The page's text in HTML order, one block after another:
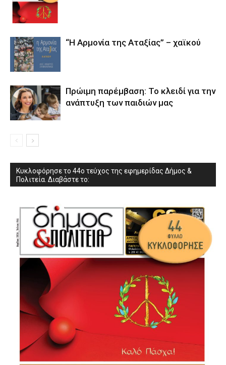
“Η Αρμονία της Αταξίας” – χαϊκού
Πρώιμη παρέμβαση: Το κλειδί για την
ανάπτυξη των παιδιών µας
Κυκλοφόρησε το 44ο τεύχος της εφημερίδας Δήμος &
Πολιτεία. Διαβάστε το: